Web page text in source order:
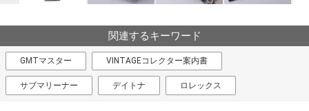
関連するキーワード
GMTマスター VINTAGEコレクター案内書
サブマリーナー デイトナ ロレックス